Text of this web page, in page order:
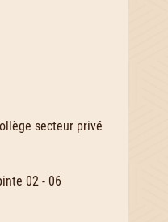
secteur privé
02 - 06